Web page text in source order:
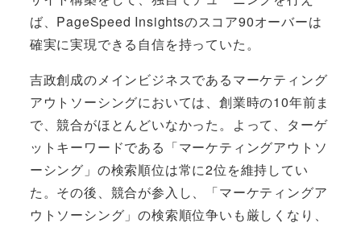
ば、PageSpeed Insightsのスコア90オーバーは
確実に実現できる自信を持っていた。
吉政創成のメインビジネスであるマーケティング
アウトソーシングにおいては、創業時の10年前ま
で、競合がほとんどいなかった。よって、ターゲ
ットキーワードである「マーケティングアウトソ
ーシング」の検索順位は常に2位を維持してい
た。その後、競合が参入し、「マーケティングア
ウトソーシング」の検索順位争いも厳しくなり、